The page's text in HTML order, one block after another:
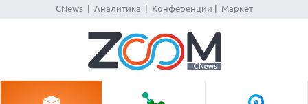
CNews| Аналитика Конференции Маркет